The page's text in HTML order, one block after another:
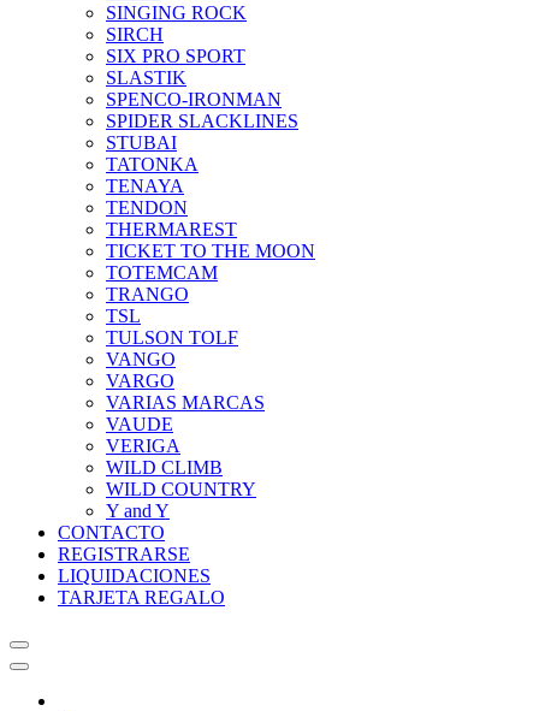
SINGING ROCK
SIRCH
SIX PRO SPORT
SLASTIK
SPENCO-IRONMAN
SPIDER SLACKLINES
STUBAI
TATONKA
TENAYA
TENDON
THERMAREST
TICKET TO THE MOON
TOTEMCAM
TRANGO
TSL
TULSON TOLF
VANGO
VARGO
VARIAS MARCAS
VAUDE
VERIGA
WILD CLIMB
WILD COUNTRY
Y and Y
CONTACTO
REGISTRARSE
LIQUIDACIONES
TARJETA REGALO